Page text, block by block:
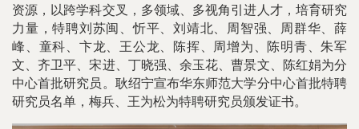
资源，以跨学科交叉，多领域、多视角引进人才，培育研究
力量，特聘刘苏闽、忻平、刘靖北、周智强、周群华、薛
峰、童科、卞龙、王公龙、陈挥、周增为、陈明青、朱军
文、齐卫平、宋进、丁晓强、余玉花、曹景文、陈红娟为分
中心首批研究员。耿绍宁宣布华东师范大学分中心首批特聘
研究员名单，梅兵、王为松为特聘研究员颁发证书。